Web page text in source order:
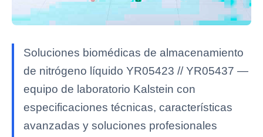
Soluciones biomédicas de almacenamiento
de nitrógeno líquido YR05423 // YR05437 —
equipo de laboratorio Kalstein con
especificaciones técnicas, características
avanzadas y soluciones profesionales